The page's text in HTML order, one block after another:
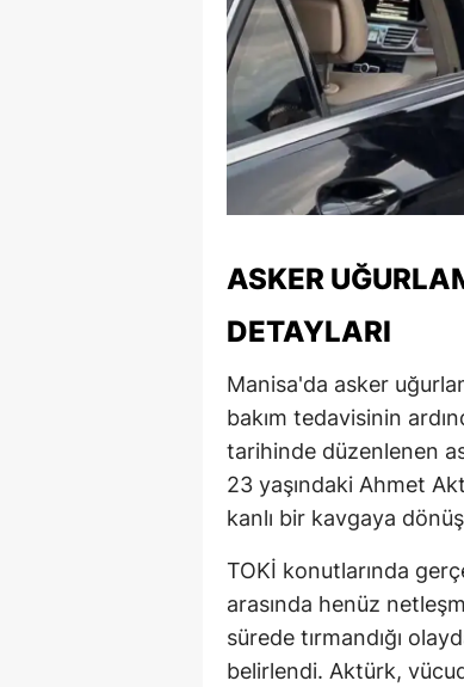
ASKER
DETAYLARI
Manisa'da asker
bakım tedavisinin
tarihinde düzenlenen
23 yaşındaki Ahmet
kanlı bir kavgaya
TOKİ konutlarında
arasında henüz
sürede tırmandığı
belirlendi. Aktürk,